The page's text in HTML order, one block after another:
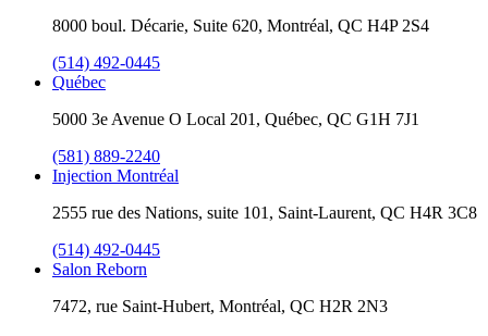
8000 boul. Décarie, Suite 620, Montréal, QC H4P 2S4
(514) 492-0445
Québec
5000 3e Avenue O Local 201, Québec, QC G1H 7J1
(581) 889-2240
Injection Montréal
2555 rue des Nations, suite 101, Saint-Laurent, QC H4R 3C8
(514) 492-0445
Salon Reborn
7472, rue Saint-Hubert, Montréal, QC H2R 2N3